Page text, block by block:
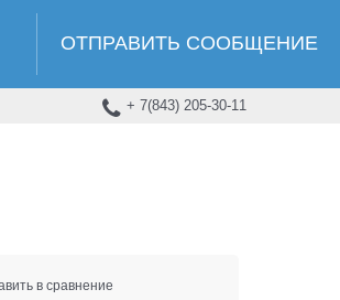
ОТПРАВИТЬ СООБЩЕНИЕ
+ 7(843) 205-30-11
в сравнение